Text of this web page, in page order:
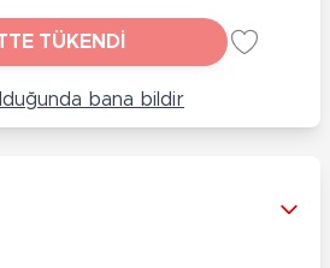
TÜKENDİ
bana bildir